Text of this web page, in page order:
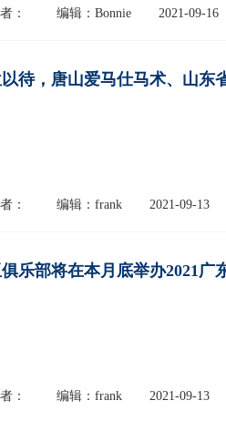
： 编辑：Bonnie 2021-09-16
以待，唐山爱马仕马术、山
： 编辑：frank 2021-09-13
乐部将在本月底举办2021广
： 编辑：frank 2021-09-13